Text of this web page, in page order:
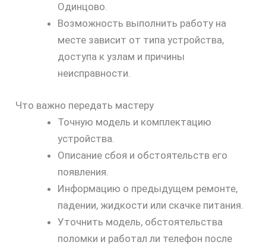
Одинцово.
Возможность выполнить работу на
месте зависит от типа устройства,
доступа к узлам и причины
неисправности.
Что важно передать мастеру
Точную модель и комплектацию
устройства.
Описание сбоя и обстоятельств его
появления.
Информацию о предыдущем ремонте,
падении, жидкости или скачке питания.
Уточнить модель, обстоятельства
поломки и работал ли телефон после